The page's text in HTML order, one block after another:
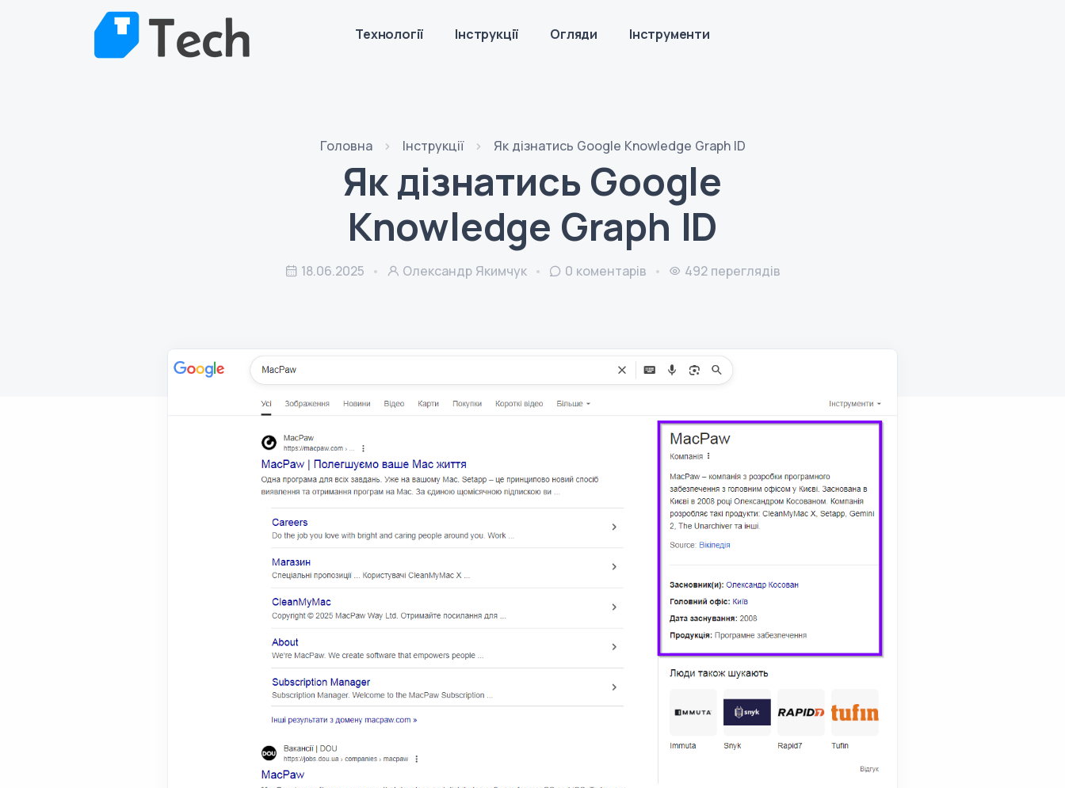
Технології Інструкції Огляди Інструменти
Головна Інструкції Як дізнатись Google Knowledge Graph ID
Як дізнатись Google
Knowledge Graph ID
18.06.2025 Олександр Якимчук 0 коментарів 492переглядів